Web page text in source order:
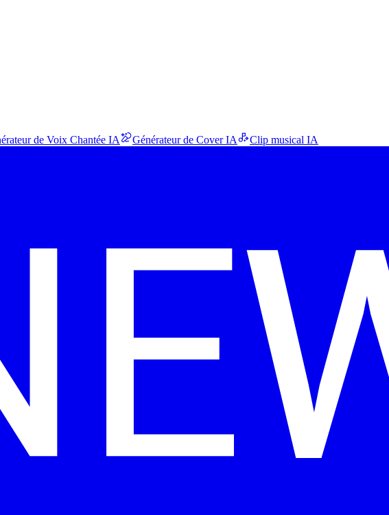
de Voix Chantée IA Générateur de Cover IA Clip musical IA